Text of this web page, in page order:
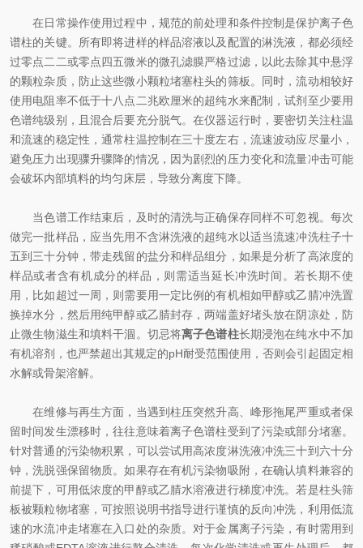
在日常操作使用过程中，规范的前处理和条件控制是保护离子色
谱柱的关键。所有即将进样的样品溶液以及配置的淋洗液，都必须经
过零点二二或零点四五微米的微孔滤膜严格过滤，以此去除其中悬浮
的颗粒杂质，防止这些微小颗粒堵塞柱头的筛板。同时，流动相较好
使用电阻率不低于十八点二兆欧厘米的超纯水来配制，试剂至少要用
色谱纯级别，且混合后要充分脱气。在仪器运行时，要密切关注柱温
和流速的稳定性，通常柱温控制在三十度左右，流速波动应尽量小，
避免压力出现骤升骤降的情况，因为剧烈的压力变化和流量冲击可能
会破坏内部填料的均匀床层，导致分离度下降。
当色谱工作结束后，及时的清洗与正确保存同样不可忽视。每次
做完一批样品，应当先用不含淋洗液的超纯水以适当流速冲洗柱子十
五到三十分钟，带走残留的盐分和样品组分，如果是分析了高浓度的
样品或者含有机成分的样品，则需适当延长冲洗时间。若长期不使
用，比如超过一周，则需要用一定比例的有机相如甲醇或乙腈冲洗置
换掉水分，然后用纯甲醇或乙腈封存，两端盖好堵头放在阴凉处，防
止微生物滋生和填料干涸。切忌将离子色谱柱长期浸泡在纯水中不加
有机溶剂，也严禁超出其规定的pH耐受范围使用，否则会引起固定相
水解或骨架溶解。
在维修与再生方面，当遇到柱压突然升高、峰形拖尾严重或者保
留时间发生漂移时，往往意味着离子色谱柱受到了污染或部分堵塞。
针对普通的污染物积累，可以尝试用高浓度淋洗液冲洗三十到六十分
钟，洗脱强保留物质。如果存在有机污染物吸附，在确认填料兼容的
前提下，可用低浓度的甲醇或乙腈水溶液进行梯度冲洗。若是柱头筛
板被颗粒物堵塞，可按照说明书指导进行谨慎的反向冲洗，利用低流
速的水流冲走堵塞在入口处的杂质。对于金属离子污染，有时需用到